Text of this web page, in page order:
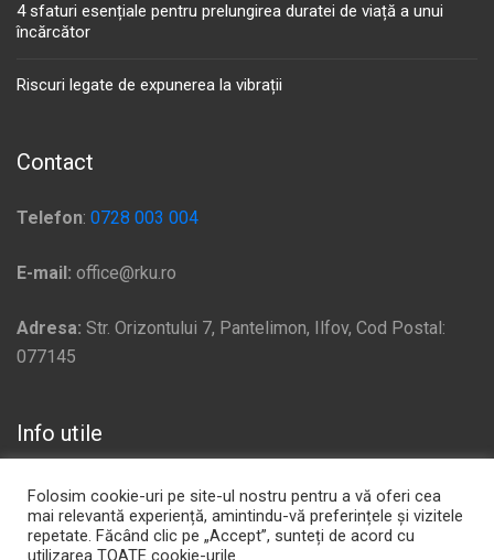
4 sfaturi esențiale pentru prelungirea duratei de viață a unui
încărcător
Riscuri legate de expunerea la vibrații
Contact
Telefon: 0728 003 004
E-mail: office@rku.ro
Adresa: Str. Orizontului 7, Pantelimon, Ilfov, Cod Postal:
077145
Info utile
Politică de confidențialitate
Plata si Livrare
Folosim cookie-uri pe site-ul nostru pentru a vă oferi cea
mai relevantă experiență, amintindu-vă preferințele și vizitele
repetate. Făcând clic pe „Accept”, sunteți de acord cu
utilizarea TOATE cookie-urile